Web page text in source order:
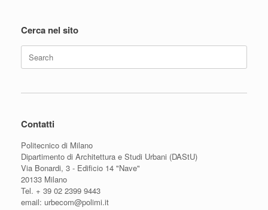
Cerca nel sito
Search
for:
Contatti
Politecnico di Milano
Dipartimento di Architettura e Studi Urbani (DAStU)
Via Bonardi, 3 - Edificio 14 "Nave"
20133 Milano
Tel. + 39 02 2399 9443
email: urbecom@polimi.it